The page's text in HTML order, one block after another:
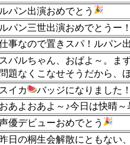
ルパン出演おめでとう
ルパン三世出演おめでとうー！
事なので置きスパ！ルパン
スバルちゃん、おぱよ～。ま
問題なくこなせそうだから、
スイカ
バッジになりました
おあよおあよ～♪今日は快晴
優デビューおめでとう
昨日の桐生会解散にともない